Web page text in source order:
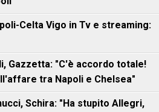
Celta Vigo in Tv e streaming:
Gazzetta: "C'è accordo totale!
tra Napoli e Chelsea"
Schira: "Ha stupito Allegri,